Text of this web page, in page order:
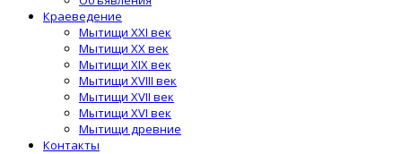
Краеведение
Мытищи XXI век
Мытищи XX век
Мытищи XIX век
Мытищи XVIII век
Мытищи XVII век
Мытищи XVI век
Мытищи древние
Контакты